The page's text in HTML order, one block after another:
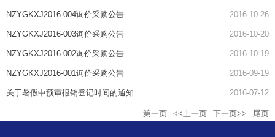
NZYGKXJ2016-004询价采购公告 2016-10-26
NZYGKXJ2016-003询价采购公告 2016-10-20
NZYGKXJ2016-002询价采购公告 2016-10-19
NZYGKXJ2016-001询价采购公告 2016-09-19
关于暑假中预审报销登记时间的通知 2016-07-12
第一页 <<上一页 下一页>> 尾页